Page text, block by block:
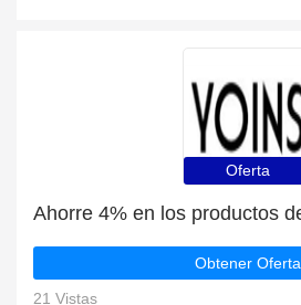
Oferta
Obtener Oferta
21 Vistas